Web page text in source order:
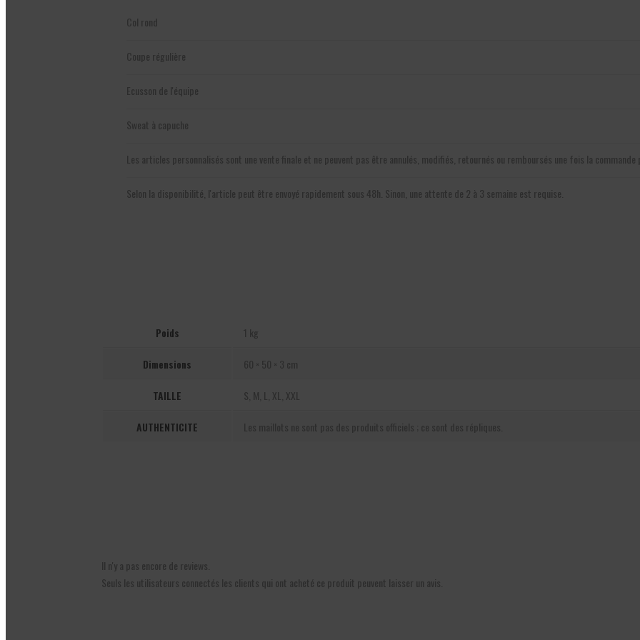
Col rond
Coupe régulière
Ecusson de l'équipe
Sweat à capuche
Les articles personnalisés sont une vente finale et ne peuvent pas être annulés, modifiés, retournés ou remboursés une fois la commande
Selon la disponibilité, l'article peut être envoyé rapidement sous 48h. Sinon, une attente de 2 à 3 semaine est requise.
Poids 1 kg
Dimensions
TAILLE S, M, L, XL, XXL
AUTHENTICITE
Il n'y a pas encore de reviews.
Seuls les utilisateurs connectés les clients qui ont acheté ce produit peuvent laisser un avis.